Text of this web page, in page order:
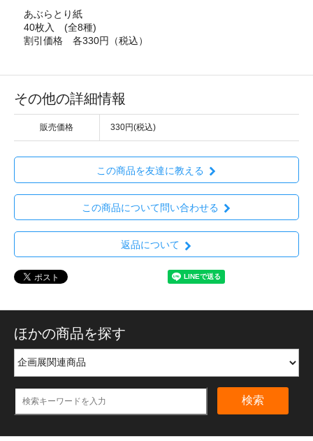
あぶらとり紙
40枚入 (全8種)
割引価格 各330円（税込）
その他の詳細情報
販売価格 330円(税込)
この商品を友達に教える
この商品について問い合わせる
返品について
ほかの商品を探す
検索